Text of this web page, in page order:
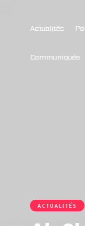
Actualités
Communiqués
ACTUALITÉS